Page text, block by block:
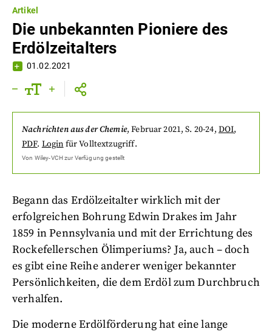
Artikel
Die unbekannten Pioniere des
Erdölzeitalters
01.02.2021
Nachrichten aus der Chemie,Februar 2021, S. 20-24, DOI,
PDF. Login für Volltextzugriff.
Von Wiley-VCHzur Verfügung gestellt
Begann das Erdölzeitalter wirklich mit der
erfolgreichen Bohrung Edwin Drakes im Jahr
1859 in Pennsylvania und mit der Errichtung des
Rockefellerschen Ölimperiums? Ja, auch – doch
es gibt eine Reihe anderer weniger bekannter
Persönlichkeiten, die dem Erdöl zum Durchbruch
verhalfen.
Die moderne Erdölförderung hat eine lange